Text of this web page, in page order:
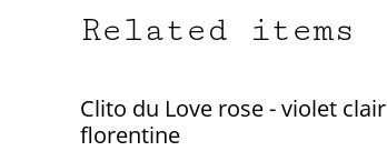
Related items
Clito du Love rose - violet clair
florentine